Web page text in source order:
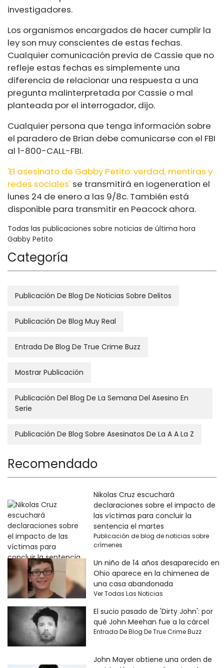
investigadores.
Los organismos encargados de hacer cumplir la
ley son muy conscientes de estas fechas.
Cualquier comunicación previa de Cassie que no
refleje estas fechas es simplemente una
diferencia de relacionar una respuesta a una
pregunta malinterpretada por Cassie o mal
planteada por el interrogador, dijo.
Cualquier persona que tenga información sobre
el paradero de Brian debe comunicarse con el FBI
al 1-800-CALL-FBI.
'El asesinato de Gabby Petito: verdad, mentiras y
redes sociales' se transmitirá en Iogeneration el
lunes 24 de enero a las 9/8c. También está
disponible para transmitir en Peacock ahora.
Todas las publicaciones sobre noticias de última hora
Gabby Petito
Categoría
Publicación De Blog De Noticias Sobre Delitos
Publicación De Blog Muy Real
Entrada De Blog De True Crime Buzz
Mostrar Publicación
Publicación Del Blog De La Semana Del Asesino En
Serie
Publicación De Blog Sobre Asesinatos De La A A La Z
Recomendado
Nikolas Cruz escuchará
declaraciones sobre el impacto de
las víctimas para concluir la
sentencia el martes
Publicación de blog de noticias sobre
crímenes
Un niño de 14 años desaparecido en
Ohio aparece en la chimenea de
una casa abandonada
Ver Todas Las Noticias
El sucio pasado de 'Dirty John': por
qué John Meehan fue a la cárcel
Entrada De Blog De True Crime Buzz
John Mayer obtiene una orden de